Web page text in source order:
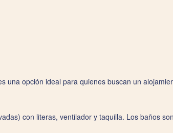
una opción ideal para quienes buscan un
con literas, ventilador y taquilla. Los baños